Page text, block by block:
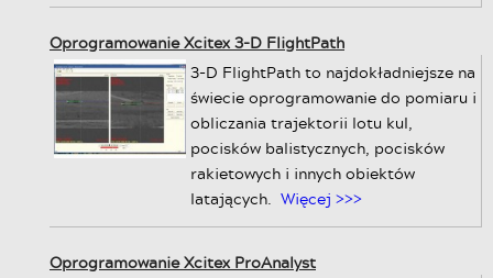
Oprogramowanie Xcitex 3-D FlightPath
3-D FlightPath to najdokładniejsze na
świecie oprogramowanie do pomiaru i
obliczania trajektorii lotu kul,
pocisków balistycznych, pocisków
rakietowych i innych obiektów
latających. Więcej >>>
Oprogramowanie Xcitex ProAnalyst